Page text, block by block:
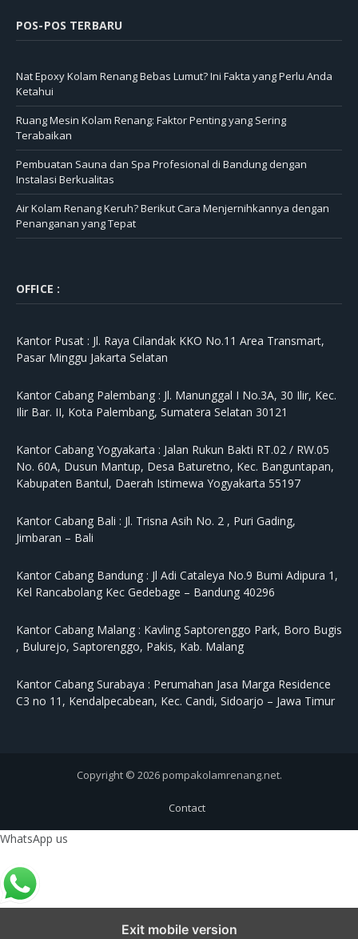
POS-POS TERBARU
Nat Epoxy Kolam Renang Bebas Lumut? Ini Fakta yang Perlu Anda
Ketahui
Ruang Mesin Kolam Renang: Faktor Penting yang Sering
Terabaikan
Pembuatan Sauna dan Spa Profesional di Bandung dengan
Instalasi Berkualitas
Air Kolam Renang Keruh? Berikut Cara Menjernihkannya dengan
Penanganan yang Tepat
OFFICE :
Kantor Pusat : Jl. Raya Cilandak KKO No.11 Area Transmart,
Pasar Minggu Jakarta Selatan
Kantor Cabang Palembang : Jl. Manunggal I No.3A, 30 Ilir, Kec.
Ilir Bar. II, Kota Palembang, Sumatera Selatan 30121
Kantor Cabang Yogyakarta : Jalan Rukun Bakti RT.02 / RW.05
No. 60A, Dusun Mantup, Desa Baturetno, Kec. Banguntapan,
Kabupaten Bantul, Daerah Istimewa Yogyakarta 55197
Kantor Cabang Bali : Jl. Trisna Asih No. 2 , Puri Gading,
Jimbaran – Bali
Kantor Cabang Bandung : Jl Adi Cataleya No.9 Bumi Adipura 1,
Kel Rancabolang Kec Gedebage – Bandung 40296
Kantor Cabang Malang : Kavling Saptorenggo Park, Boro Bugis
, Bulurejo, Saptorenggo, Pakis, Kab. Malang
Kantor Cabang Surabaya : Perumahan Jasa Marga Residence
C3 no 11, Kendalpecabean, Kec. Candi, Sidoarjo – Jawa Timur
Copyright © 2026 pompakolamrenang.net.
Contact
WhatsApp us
Exit mobile version